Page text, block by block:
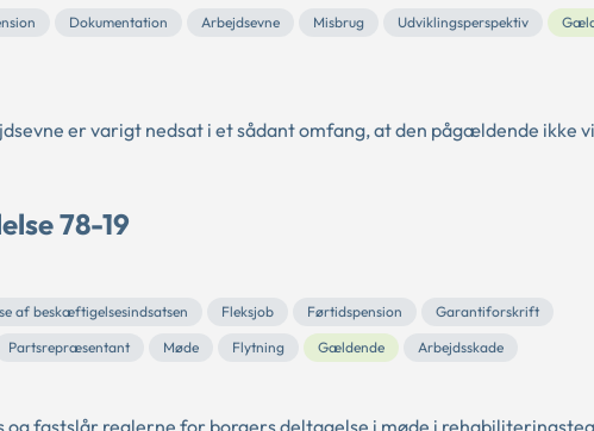
Dokumentation Arbejdsevne Misbrug Udviklingsperspektiv
er varigt nedsat i et sådant omfang, at den pågældende ikke
78-19
af beskæftigelsesindsatsen Fleksjob Førtidspension
Garantiforskrift
Partsrepræsentant Møde Flytning Gældende
Arbejdsskade
fastslår reglerne for borgers deltagelse i møde i